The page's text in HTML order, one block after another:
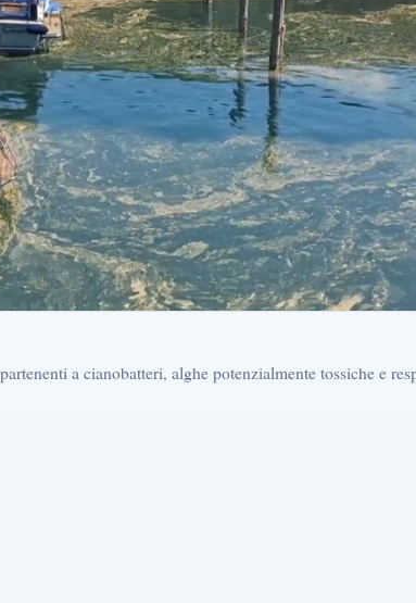
a cianobatteri, alghe potenzialmente tossiche e